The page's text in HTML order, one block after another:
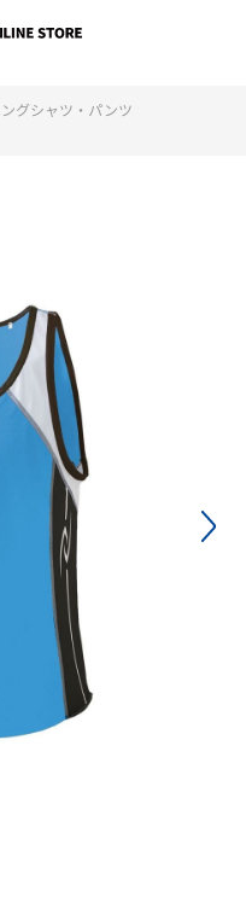
グシャツ・パンツ